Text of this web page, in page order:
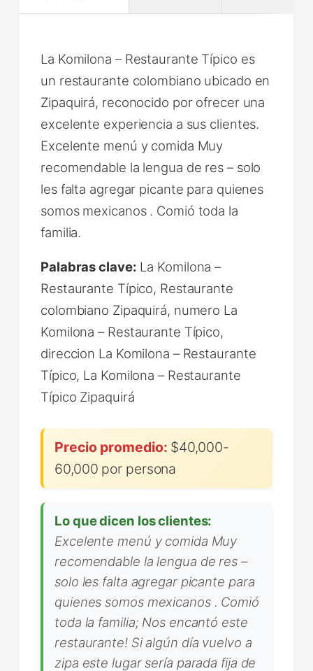
La Komilona – Restaurante Típico es
un restaurante colombiano ubicado en
Zipaquirá, reconocido por ofrecer una
excelente experiencia a sus clientes.
Excelente menú y comida Muy
recomendable la lengua de res – solo
les falta agregar picante para quienes
somos mexicanos . Comió toda la
familia.
Palabras clave: La Komilona –
Restaurante Típico, Restaurante
colombiano Zipaquirá, numero La
Komilona – Restaurante Típico,
direccion La Komilona – Restaurante
Típico, La Komilona – Restaurante
Típico Zipaquirá
Precio promedio: $40,000-
60,000 por persona
Lo que dicen los clientes:
Excelente menú y comida Muy
recomendable la lengua de res –
solo les falta agregar picante para
quienes somos mexicanos . Comió
toda la familia; Nos encantó este
restaurante! Si algún día vuelvo a
zipa este lugar sería parada fija de